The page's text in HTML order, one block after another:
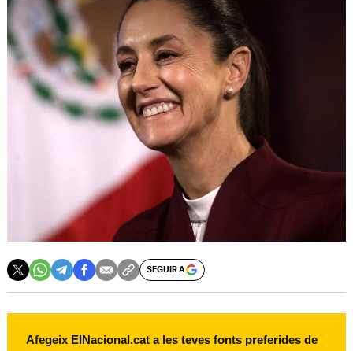
SEGUIR A
Afegeix ElNacional.cat a les teves fonts preferides de